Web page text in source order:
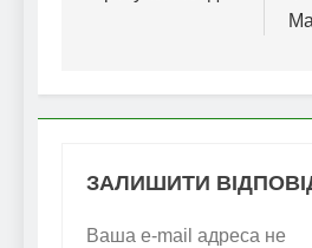
ЗАЛИШИТИ
Ваша e-mail адреса не